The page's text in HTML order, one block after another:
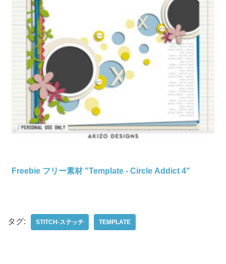
Freebie フリー素材 "Template - Circle Addict 4"
タグ: STITCH-ステッチ TEMPLATE